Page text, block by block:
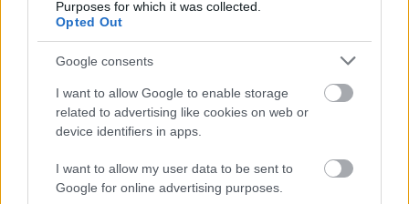
Purposes for which it was collected.
Opted Out
Google consents
I want to allow Google to enable storage
related to advertising like cookies on web or
device identifiers in apps.
I want to allow my user data to be sent to
Google for online advertising purposes.
προϋπόθεση είναι να έχουν λάβει ποσοστό
μεγαλύτερο του 3% επί των εγκύρων
ψηφοδελτίων.
Πόσους σταυρούς προτίμησης μπορώ να
βάλω στο ψηφοδέλτιο;
Ο μέγιστος επιτρεπόμενος αριθμός σταυρών